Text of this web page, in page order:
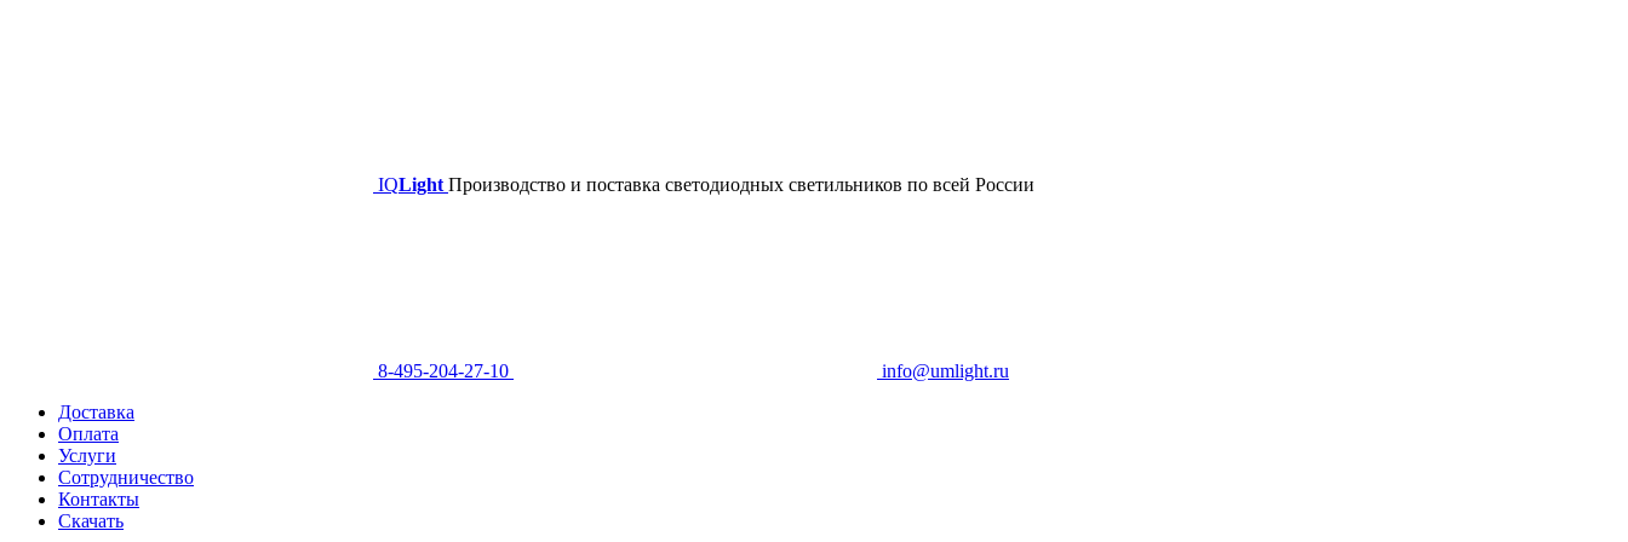
IQLight Производство и поставка светодиодных светильников по всей России
8-495-204-27-10
info@umlight.ru
Доставка
Оплата
Услуги
Сотрудничество
Контакты
Скачать